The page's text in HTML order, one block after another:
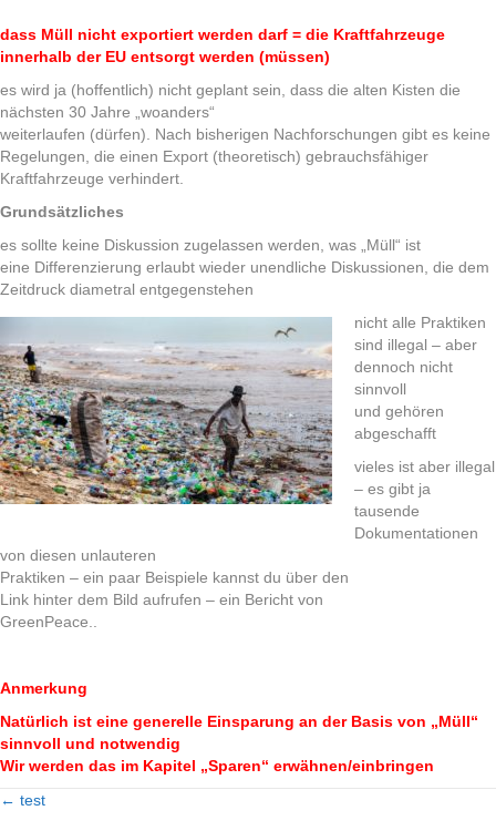
dass Müll nicht exportiert werden darf = die Kraftfahrzeuge
innerhalb der EU entsorgt werden (müssen)
es wird ja (hoffentlich) nicht geplant sein, dass die alten Kisten die
nächsten 30 Jahre „woanders“
weiterlaufen (dürfen). Nach bisherigen Nachforschungen gibt es keine
Regelungen, die einen Export (theoretisch) gebrauchsfähiger
Kraftfahrzeuge verhindert.
Grundsätzliches
es sollte keine Diskussion zugelassen werden, was „Müll“ ist
eine Differenzierung erlaubt wieder unendliche Diskussionen, die dem
Zeitdruck diametral entgegenstehen
nicht alle Praktiken
sind illegal – aber
dennoch nicht
sinnvoll
und gehören
abgeschafft
vieles ist aber illegal
– es gibt ja
tausende
Dokumentationen
von diesen unlauteren
Praktiken – ein paar Beispiele kannst du über den
Link hinter dem Bild aufrufen – ein Bericht von
GreenPeace..
Anmerkung
Natürlich ist eine generelle Einsparung an der Basis von „Müll“
sinnvoll und notwendig
Wir werden das im Kapitel „Sparen“ erwähnen/einbringen
Posts
← test